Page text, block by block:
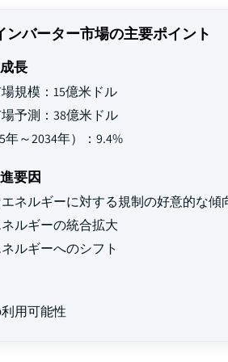
ンバーター市場の主要ポイント
長
規模：15億米ドル
予測：38億米ドル
年～2034年）：9.4%
要因
ネルギーに対する規制の好意的な傾
ルギーの統合拡大
ルギーへのシフト
用可能性